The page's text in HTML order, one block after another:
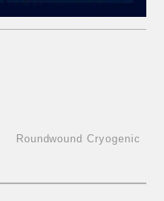
Roundwound Cryogenic